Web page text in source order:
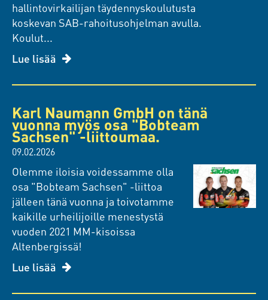
hallintovirkailijan täydennyskoulutusta
koskevan SAB-rahoitusohjelman avulla.
Koulut...
Lue lisää
Karl Naumann GmbH on tänä
vuonna myös osa "Bobteam
Sachsen" -liittoumaa.
09.02.2026
Olemme iloisia voidessamme olla
osa "Bobteam Sachsen" -liittoa
jälleen tänä vuonna ja toivotamme
kaikille urheilijoille menestystä
vuoden 2021 MM-kisoissa
Altenbergissä!
Lue lisää